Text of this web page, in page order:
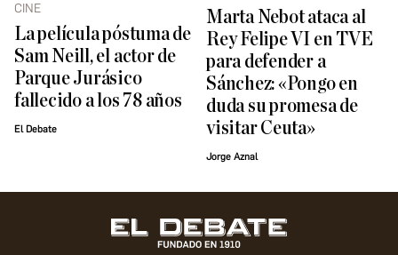
CINE
La película póstuma de
Sam Neill, el actor de
Parque Jurásico
fallecido a los 78 años
El Debate
Marta Nebot ataca al
Rey Felipe VI en TVE
para defender a
Sánchez: «Pongo en
duda su promesa de
visitar Ceuta»
Jorge Aznal